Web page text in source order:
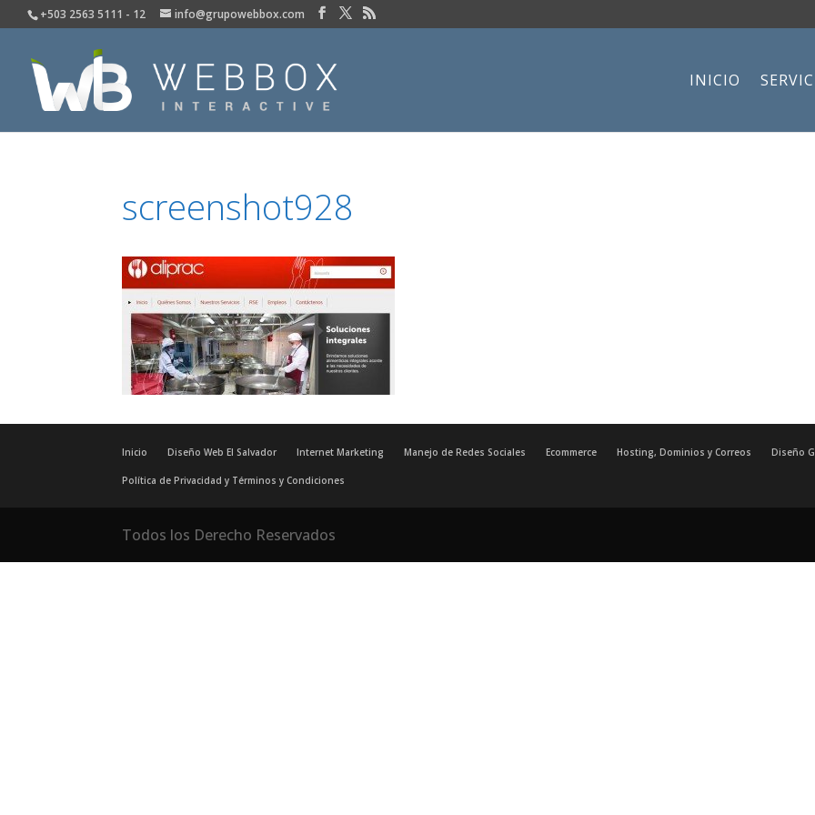
+503 2563 5111 - 12 info@grupowebbox.com
INICIO
screenshot928
Inicio Diseño Web El Salvador Internet Marketing Manejo de Redes Sociales Ecommerce Hosting, Dominios y Correos Diseño
Política de Privacidad y Términos y Condiciones
Todos los Derecho Reservados